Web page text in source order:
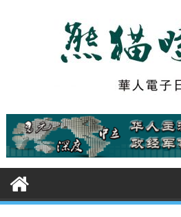
t